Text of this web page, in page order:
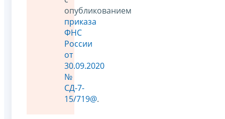
опубликованием
приказа
ФНС
России
от
30.09.2020
№
СД-7-
15/719@.